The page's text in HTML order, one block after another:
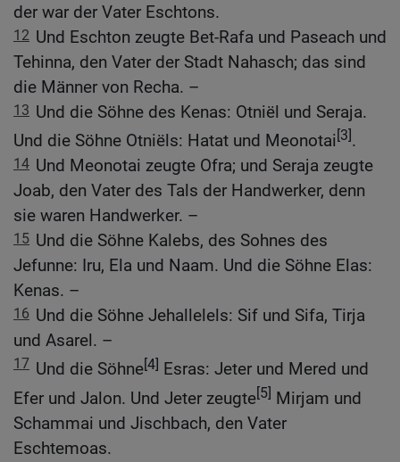
der war der Vater Eschtons.
12 Und Eschton zeugte Bet-Rafa und Paseach und
Tehinna, den Vater der Stadt Nahasch; das sind
die Männer von Recha. –
13 Und die Söhne des Kenas: Otniël und Seraja.
Und die Söhne Otniëls: Hatat und Meonotai [3].
14 Und Meonotai zeugte Ofra; und Seraja zeugte
Joab, den Vater des Tals der Handwerker, denn
sie waren Handwerker. –
15 Und die Söhne Kalebs, des Sohnes des
Jefunne: Iru, Ela und Naam. Und die Söhne Elas:
Kenas. –
16 Und die Söhne Jehallelels: Sif und Sifa, Tirja
und Asarel. –
17 Und die Söhne[4] Esras: Jeter und Mered und
Efer und Jalon. Und Jeter zeugte[5] Mirjam und
Schammai und Jischbach, den Vater
Eschtemoas.